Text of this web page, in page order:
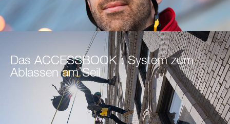
Das ACCESSBOOK : System zum
Ablassen am Seil